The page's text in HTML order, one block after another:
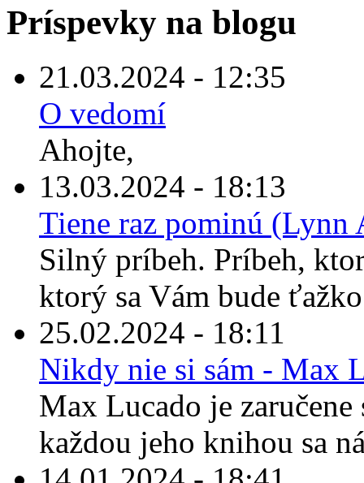
Príspevky na blogu
21.03.2024 - 12:35
O vedomí
Ahojte,
13.03.2024 - 18:13
Tiene raz pominú (Lynn
Silný príbeh. Príbeh,
ktorý sa Vám bude
25.02.2024 - 18:11
Nikdy nie si sám - Max
Max Lucado je
každou jeho knihou sa